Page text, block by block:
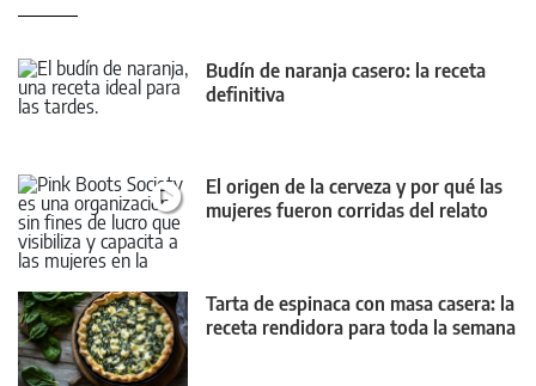
Budín de naranja casero: la receta
definitiva
El origen de la cerveza y por qué las
mujeres fueron corridas del relato
Tarta de espinaca con masa casera: la
receta rendidora para toda la semana